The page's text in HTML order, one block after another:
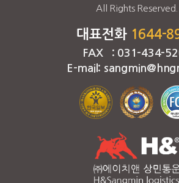
All Rights Reserved.
대표전화 1644-
FAX : 031-434-
E-mail: